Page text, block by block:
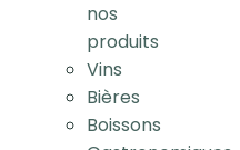
nos
produits
Vins
Bières
Boissons